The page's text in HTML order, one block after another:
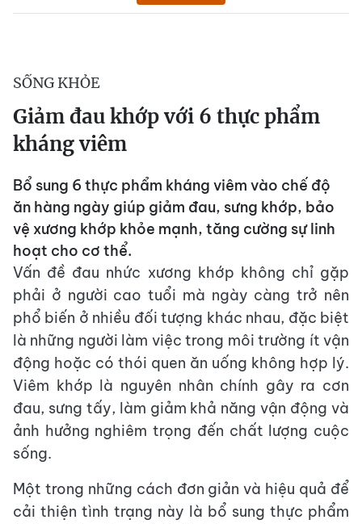
SỐNG KHỎE
Giảm đau khớp với 6 thực phẩm
kháng viêm
Bổ sung 6 thực phẩm kháng viêm vào chế độ
ăn hàng ngày giúp giảm đau, sưng khớp, bảo
vệ xương khớp khỏe mạnh, tăng cường sự linh
hoạt cho cơ thể.
Vấn đề đau nhức xương khớp không chỉ gặp
phải ở người cao tuổi mà ngày càng trở nên
phổ biến ở nhiều đối tượng khác nhau, đặc biệt
là những người làm việc trong môi trường ít vận
động hoặc có thói quen ăn uống không hợp lý.
Viêm khớp là nguyên nhân chính gây ra cơn
đau, sưng tấy, làm giảm khả năng vận động và
ảnh hưởng nghiêm trọng đến chất lượng cuộc
sống.
Một trong những cách đơn giản và hiệu quả để
cải thiện tình trạng này là bổ sung thực phẩm